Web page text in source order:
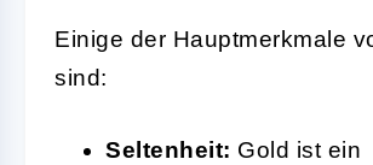
Einige der Hauptmerkmale
sind:
Seltenheit: Gold ist ein